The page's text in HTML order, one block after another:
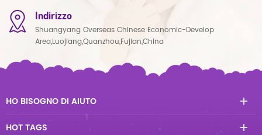
Indirizzo
Shuangyang Overseas Chinese Economic-Develop
Area,Luojiang,Quanzhou,Fujian,China
HO BISOGNO DI AIUTO
HOT TAGS